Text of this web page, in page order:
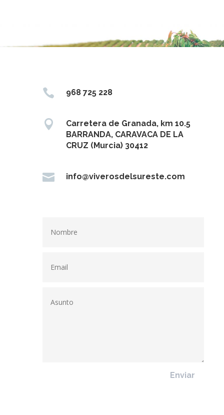
 968 725 228

Carretera de Granada, km 10.5
BARRANDA, CARAVACA DE LA
CRUZ (Murcia) 30412
 info@viverosdelsureste.com
Enviar